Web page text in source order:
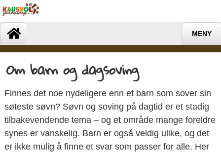
MENY
Om barn og dagsoving
Finnes det noe nydeligere enn et barn som sover sin
søteste søvn? Søvn og soving på dagtid er et stadig
tilbakevendende tema – og et område mange foreldre
synes er vanskelig. Barn er også veldig ulike, og det
er ikke mulig å finne et svar som passer for alle. Her